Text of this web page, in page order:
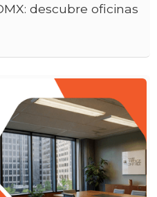
descubre oficinas